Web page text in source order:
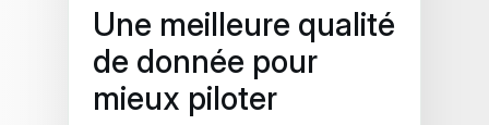
Une meilleure qualité
de donnée pour
mieux piloter